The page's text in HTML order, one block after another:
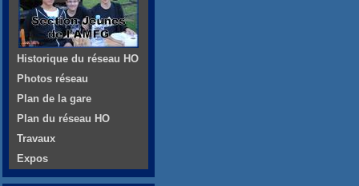
Historique du réseau HO
Photos réseau
Plan de la gare
Plan du réseau HO
Travaux
Expos